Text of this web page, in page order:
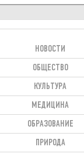
НОВОСТИ
ОБЩЕСТВО
КУЛЬТУРА
МЕДИЦИНА
ОБРАЗОВАНИЕ
ПРИРОДА